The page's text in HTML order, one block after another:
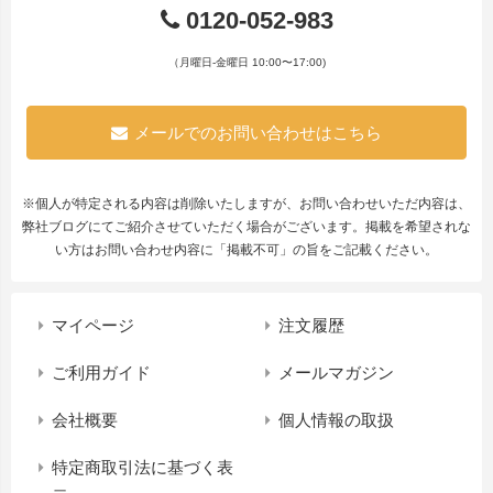
0120-052-983
（月曜日-金曜日 10:00〜17:00)
メールでのお問い合わせはこちら
※個人が特定される内容は削除いたしますが、お問い合わせいただ内容は、
弊社ブログにてご紹介させていただく場合がございます。掲載を希望されな
い方はお問い合わせ内容に「掲載不可」の旨をご記載ください。
マイページ 注文履歴
ご利用ガイド メールマガジン
会社概要 個人情報の取扱
特定商取引法に基づく表